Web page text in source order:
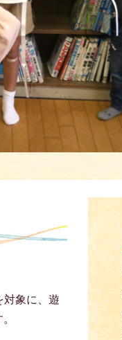
対象に、遊